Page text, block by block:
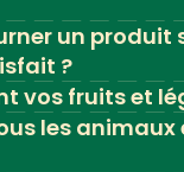
un produit
?
vos fruits et
les animaux